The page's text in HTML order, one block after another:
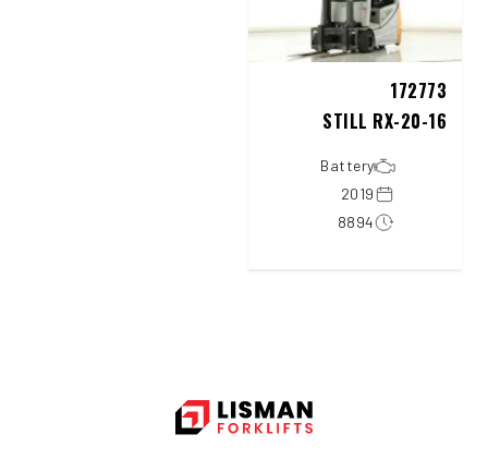
172773
STILL RX-20-16
Battery
2019
8894